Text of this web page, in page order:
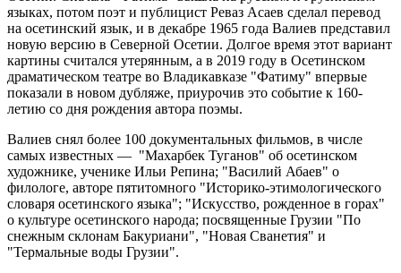
языках, потом поэт и публицист Реваз Асаев сделал перевод
на осетинский язык, и в декабре 1965 года Валиев представил
новую версию в Северной Осетии. Долгое время этот вариант
картины считался утерянным, а в 2019 году в Осетинском
драматическом театре во Владикавказе "Фатиму" впервые
показали в новом дубляже, приурочив это событие к 160-
летию со дня рождения автора поэмы.
Валиев снял более 100 документальных фильмов, в числе
самых известных — "Махарбек Туганов" об осетинском
художнике, ученике Ильи Репина; "Василий Абаев" о
филологе, авторе пятитомного "Историко-этимологического
словаря осетинского языка"; "Искусство, рожденное в горах"
о культуре осетинского народа; посвященные Грузии "По
снежным склонам Бакуриани", "Новая Сванетия" и
"Термальные воды Грузии".